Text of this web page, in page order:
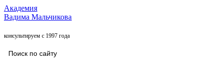
Академия
Вадима Мальчикова
консультируем с 1997 года